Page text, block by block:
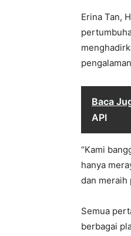
Erina Tan,
Baca
API
“Kami
hanya
dan meraih
Semua
berbagai